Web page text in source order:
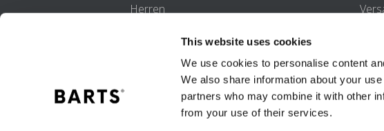
This website uses cookies
We use cookies to personalise content
We also share information about your
partners who may combine it with other
from your use of their services.
Herren
UV-
B2B